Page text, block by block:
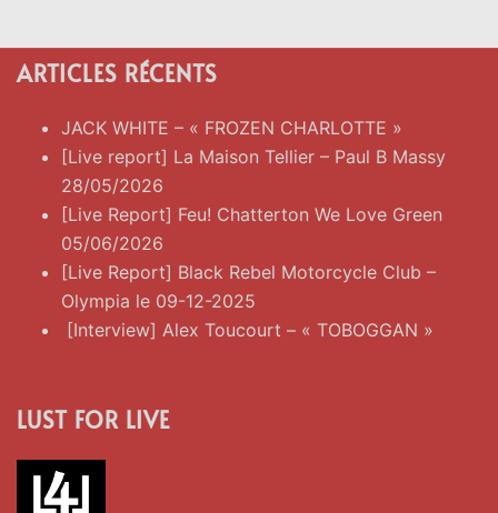
ARTICLES RÉCENTS
JACK WHITE – « FROZEN CHARLOTTE »
[Live report] La Maison Tellier – Paul B Massy
28/05/2026
[Live Report] Feu! Chatterton We Love Green
05/06/2026
[Live Report] Black Rebel Motorcycle Club –
Olympia le 09-12-2025
[Interview] Alex Toucourt – « TOBOGGAN »
LUST FOR LIVE